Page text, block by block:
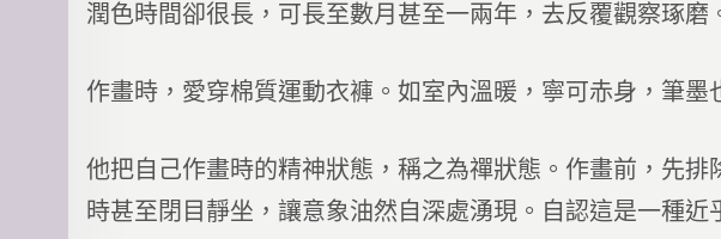
潤色時間卻很長，可長至數月甚至一兩年，去反覆觀察琢磨
作畫時，愛穿棉質運動衣褲。如室內溫暖，寧可赤身，筆墨
他把自己作畫時的精神狀態，稱之為禪狀態。作畫前，先
時甚至閉目靜坐，讓意象油然自深處湧現。自認這是一種